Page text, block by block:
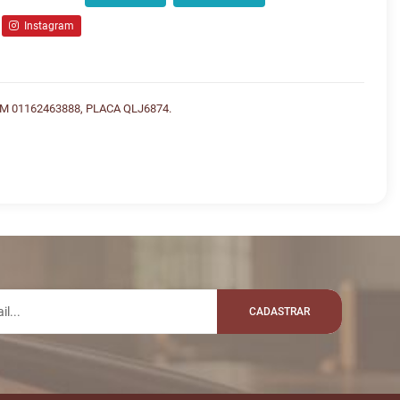
Instagram
01162463888, PLACA QLJ6874.
VALOR
R$ 21.600,00
CADASTRAR